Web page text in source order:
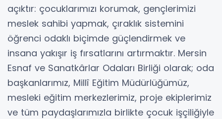
açıktır: çocuklarımızı korumak, gençlerimizi
meslek sahibi yapmak, çıraklık sistemini
öğrenci odaklı biçimde güçlendirmek ve
insana yakışır iş fırsatlarını artırmaktır. Mersin
Esnaf ve Sanatkârlar Odaları Birliği olarak; oda
başkanlarımız, Millî Eğitim Müdürlüğümüz,
mesleki eğitim merkezlerimiz, proje ekiplerimiz
ve tüm paydaşlarımızla birlikte çocuk işçiliğiyle